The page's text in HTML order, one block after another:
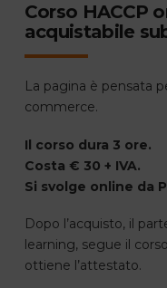
Corso HACCP
acquistabile
La pagina è pensata
commerce.
Il corso dura 3 ore.
Costa € 30 + IVA.
Si svolge online da
Dopo l’acquisto, il
learning, segue il
ottiene l’attestato.